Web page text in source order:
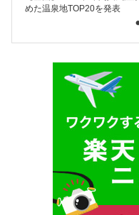
めた温泉地TOP20を発表